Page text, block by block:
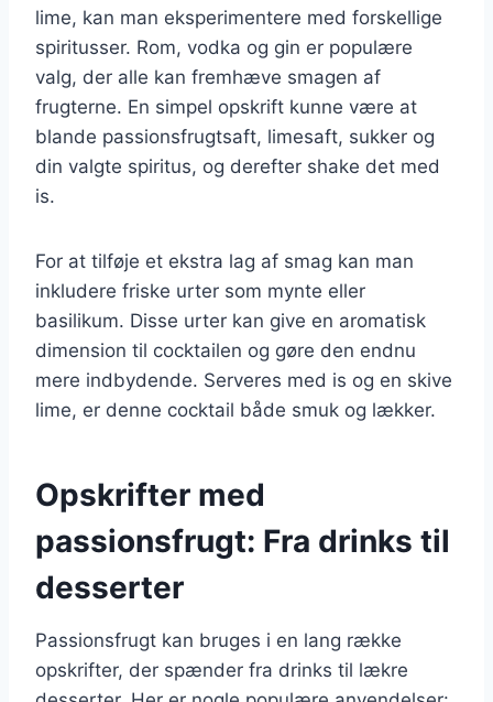
lime, kan man eksperimentere med forskellige
spiritusser. Rom, vodka og gin er populære
valg, der alle kan fremhæve smagen af
frugterne. En simpel opskrift kunne være at
blande passionsfrugtsaft, limesaft, sukker og
din valgte spiritus, og derefter shake det med
is.
For at tilføje et ekstra lag af smag kan man
inkludere friske urter som mynte eller
basilikum. Disse urter kan give en aromatisk
dimension til cocktailen og gøre den endnu
mere indbydende. Serveres med is og en skive
lime, er denne cocktail både smuk og lækker.
Opskrifter med
passionsfrugt: Fra drinks til
desserter
Passionsfrugt kan bruges i en lang række
opskrifter, der spænder fra drinks til lækre